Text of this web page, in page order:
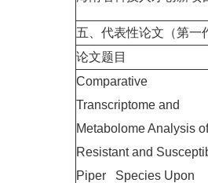
五、代表性论文（第一
论文题目
Comparative
Transcriptome and
Metabolome Analysis of
Resistant and
Piper Species Upon